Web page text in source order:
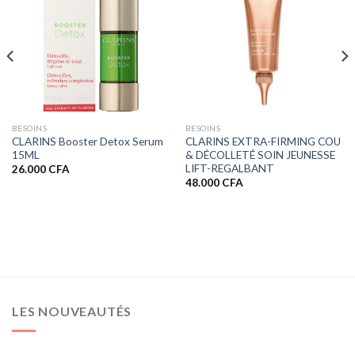
BESOINS
CLARINS Booster Detox Serum
15ML
26.000 CFA
BESOINS
CLARINS EXTRA-FIRMING COU
& DÉCOLLETÉ SOIN JEUNESSE
LIFT-REGALBANT
48.000 CFA
LES NOUVEAUTÉS